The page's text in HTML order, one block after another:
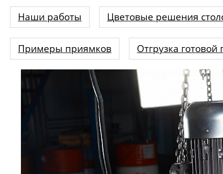
Наши работы Цветовые решения
Примеры приямков Отгрузка